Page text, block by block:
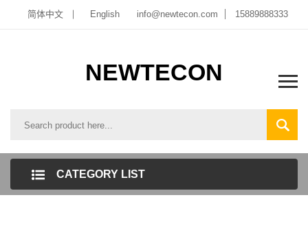
简体中文 English info@newtecon.com 15889888333
NEWTECON
CATEGORY LIST